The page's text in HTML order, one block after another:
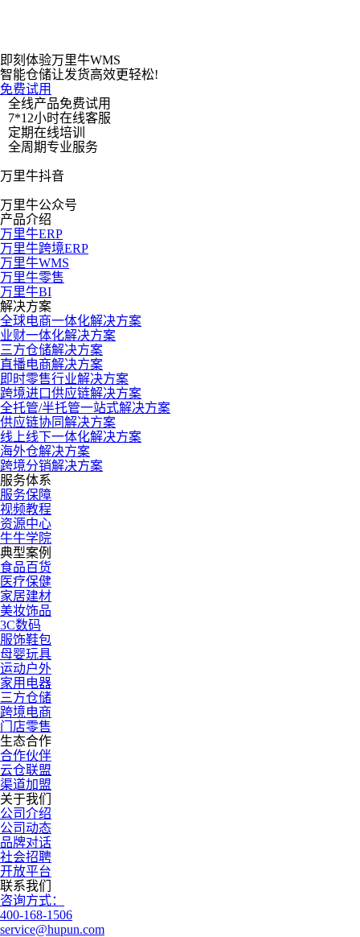
即刻体验万里牛WMS
智能仓储让发货高效更轻松!
免费试用
全线产品免费试用
7*12小时在线客服
定期在线培训
全周期专业服务
万里牛抖音
万里牛公众号
产品介绍
万里牛ERP
万里牛跨境ERP
万里牛WMS
万里牛零售
万里牛BI
解决方案
全球电商一体化解决方案
业财一体化解决方案
三方仓储解决方案
直播电商解决方案
即时零售行业解决方案
跨境进口供应链解决方案
全托管/半托管一站式解决方案
供应链协同解决方案
线上线下一体化解决方案
海外仓解决方案
跨境分销解决方案
服务体系
服务保障
视频教程
资源中心
牛牛学院
典型案例
食品百货
医疗保健
家居建材
美妆饰品
3C数码
服饰鞋包
母婴玩具
运动户外
家用电器
三方仓储
跨境电商
门店零售
生态合作
合作伙伴
云仓联盟
渠道加盟
关于我们
公司介绍
公司动态
品牌对话
社会招聘
开放平台
联系我们
咨询方式：
400-168-1506
service@hupun.com